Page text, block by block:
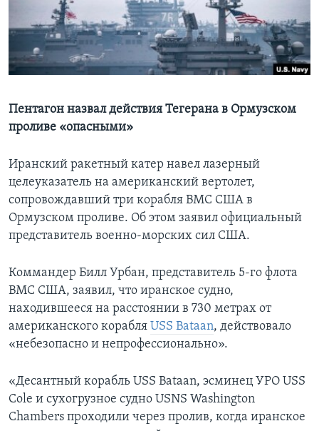
Learning English
СОЦИАЛЬНЫЕ СЕТИ
Языки
Пентагон назвал действия Тегерана в Ормузском
проливе «опасными»
Иранский ракетный катер навел лазерный
целеуказатель на американский вертолет,
сопровождавший три корабля ВМС США в
Ормузском проливе. Об этом заявил официальный
представитель военно-морских сил США.
Коммандер Билл Урбан, представитель 5-го флота
ВМС США, заявил, что иранское судно,
находившееся на расстоянии в 730 метрах от
американского корабля USS Bataan, действовало
«небезопасно и непрофессионально».
«Десантный корабль USS Bataan, эсминец УРО USS
Cole и сухогрузное судно USNS Washington
Chambers проходили через пролив, когда иранское